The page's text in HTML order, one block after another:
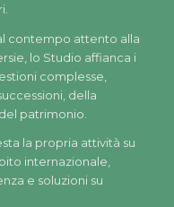
contempo attento alla
lo Studio affianca i
complesse,
della
patrimonio.
la propria attività su
internazionale,
e soluzioni su